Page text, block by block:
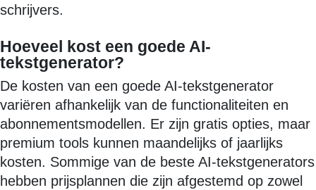
schrijvers.
Hoeveel kost een goede AI-
tekstgenerator?
De kosten van een goede AI-tekstgenerator
variëren afhankelijk van de functionaliteiten en
abonnementsmodellen. Er zijn gratis opties, maar
premium tools kunnen maandelijks of jaarlijks
kosten. Sommige van de beste AI-tekstgenerators
hebben prijsplannen die zijn afgestemd op zowel